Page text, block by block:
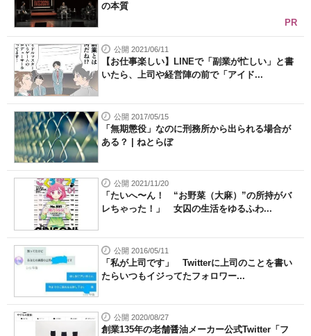
の本質
PR
公開 2021/06/11
【お仕事楽しい】LINEで「副業が忙しい」と書
いたら、上司や経営陣の前で「アイド...
公開 2017/05/15
「無期懲役」なのに刑務所から出られる場合が
ある？ | ねとらぼ
公開 2021/11/20
「たいへ〜ん！ “お野菜（大麻）”の所持がバ
レちゃった！」 女囚の生活をゆるふわ...
公開 2016/05/11
「私が上司です」 Twitterに上司のことを書い
たらいつもイジってたフォロワー...
公開 2020/08/27
創業135年の老舗醤油メーカー公式Twitter「フ